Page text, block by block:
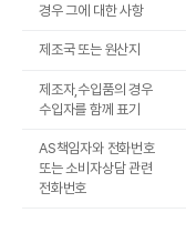
경우 그에 대한 사항
제조국 또는 원산지
제조자,수입품의 경우
수입자를 함께 표기
AS책임자와 전화번호
또는 소비자상담 관련
전화번호